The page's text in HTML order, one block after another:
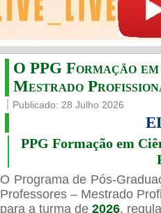
O PPG Formação
Mestrado
Publicado: 28 Julho 2026
PPG Formação em
O Programa de Pós-
Professores – Mestrado
para a turma de 2026,